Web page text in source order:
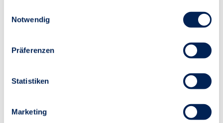
Notwendig
Präferenzen
Statistiken
Marketing
Transfer von der Ausbildung in die Praxis. Vorschlagsrecht
haben Professoren, Dozenten, Lehrbeauftragte und die
Preisträger fällt eine Jury. Darin ist neben Dr. Henriette
Marketing der Stuttgarter Lebensversicherung a.G.,
vertreten.
Die Stuttgarter fördert die Aus- und Weiterbildung der
Branche seit vielen Jahren in besonderer Weise. Das